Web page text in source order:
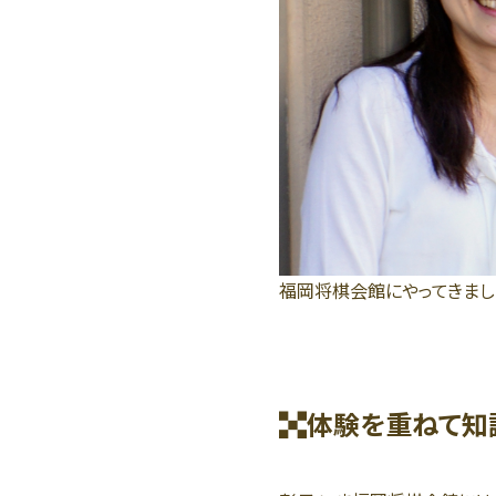
福岡将棋会館にやってきま
体験を重ねて